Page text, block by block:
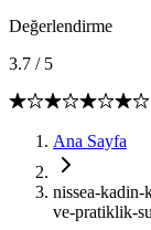
Değerlendirme
3.7 / 5
Ana Sayfa
nissea-
ve-pratiklik-